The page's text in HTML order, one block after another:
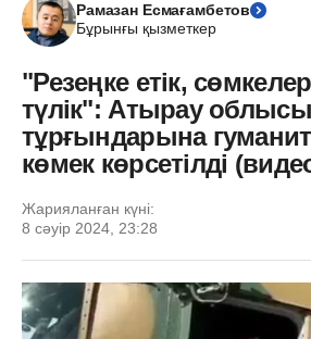
Рамазан Есмағамбетов
Бұрынғы қызметкер
"Резеңке етік,
түлік": Атырау
тұрғындарына
көмек көрсетілді
Жарияланған күні:
8 сәуір 2024, 23:28